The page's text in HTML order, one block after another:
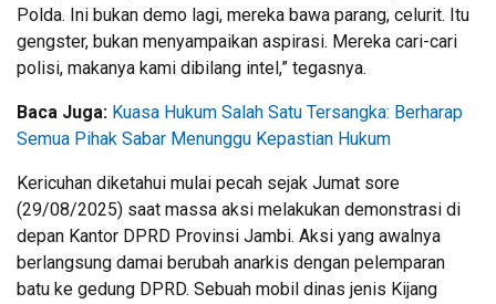
Polda. Ini bukan demo lagi, mereka bawa parang, celurit. Itu
gengster, bukan menyampaikan aspirasi. Mereka cari-cari
polisi, makanya kami dibilang intel,” tegasnya.
Baca Juga: Kuasa Hukum Salah Satu Tersangka: Berharap
Semua Pihak Sabar Menunggu Kepastian Hukum
Kericuhan diketahui mulai pecah sejak Jumat sore
(29/08/2025) saat massa aksi melakukan demonstrasi di
depan Kantor DPRD Provinsi Jambi. Aksi yang awalnya
berlangsung damai berubah anarkis dengan pelemparan
batu ke gedung DPRD. Sebuah mobil dinas jenis Kijang